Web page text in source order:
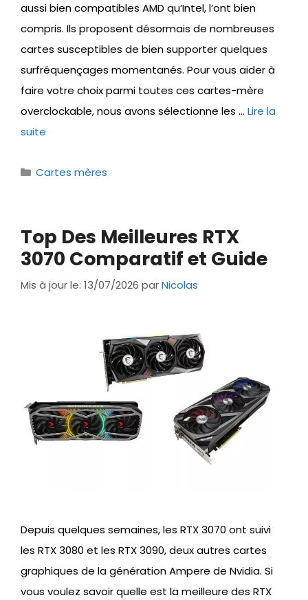
aussi bien compatibles AMD qu’Intel, l’ont bien
compris. Ils proposent désormais de nombreuses
cartes susceptibles de bien supporter quelques
surfréquençages momentanés. Pour vous aider à
faire votre choix parmi toutes ces cartes-mère
overclockable, nous avons sélectionne les … Lire la
suite
Catégories
Cartes mères
Top Des Meilleures RTX
3070 Comparatif et Guide
Mis à jour le: 13/07/2026 parNicolas
Depuis quelques semaines, les RTX 3070 ont suivi
les RTX 3080 et les RTX 3090, deux autres cartes
graphiques de la génération Ampere de Nvidia. Si
vous voulez savoir quelle est la meilleure des RTX